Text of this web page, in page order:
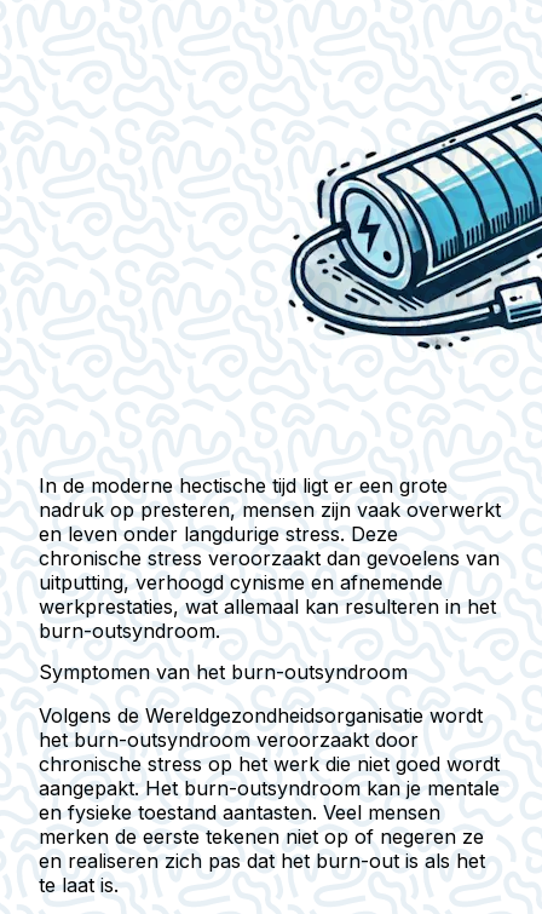
In de moderne hectische tijd ligt er een grote
nadruk op presteren, mensen zijn vaak overwerkt
en leven onder langdurige stress. Deze
chronische stress veroorzaakt dan gevoelens van
uitputting, verhoogd cynisme en afnemende
werkprestaties, wat allemaal kan resulteren in het
burn-outsyndroom.
Symptomen van het burn-outsyndroom
Volgens de Wereldgezondheidsorganisatie wordt
het burn-outsyndroom veroorzaakt door
chronische stress op het werk die niet goed wordt
aangepakt. Het burn-outsyndroom kan je mentale
en fysieke toestand aantasten. Veel mensen
merken de eerste tekenen niet op of negeren ze
en realiseren zich pas dat het burn-out is als het
te laat is.